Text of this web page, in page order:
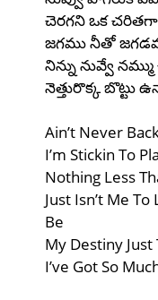
చెరగని ఒక
జగము నీతో
నిన్ను నువ్వే
నెత్తురొక్క బొట్టు
Ain’t Never
I’m Stickin To
Nothing Less
Just Isn’t Me
Be
My Destiny Just
I’ve Got So